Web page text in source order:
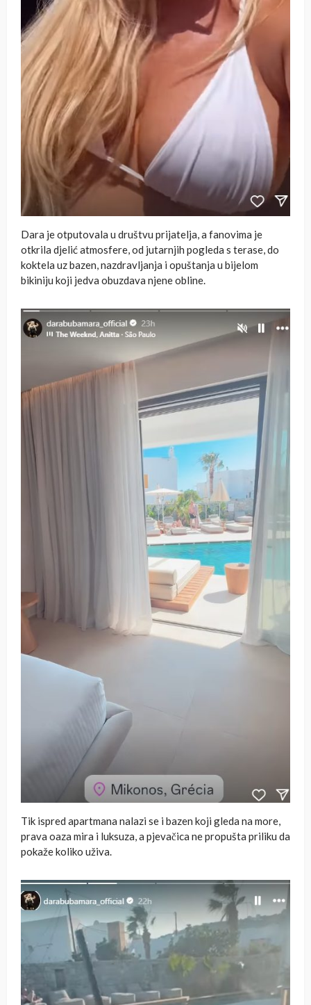
Dara je otputovala u društvu prijatelja, a fanovima je
otkrila djelić atmosfere, od jutarnjih pogleda s terase, do
koktela uz bazen, nazdravljanja i opuštanja u bijelom
bikiniju koji jedva obuzdava njene obline.
Tik ispred apartmana nalazi se i bazen koji gleda na more,
prava oaza mira i luksuza, a pjevačica ne propušta priliku da
pokaže koliko uživa.